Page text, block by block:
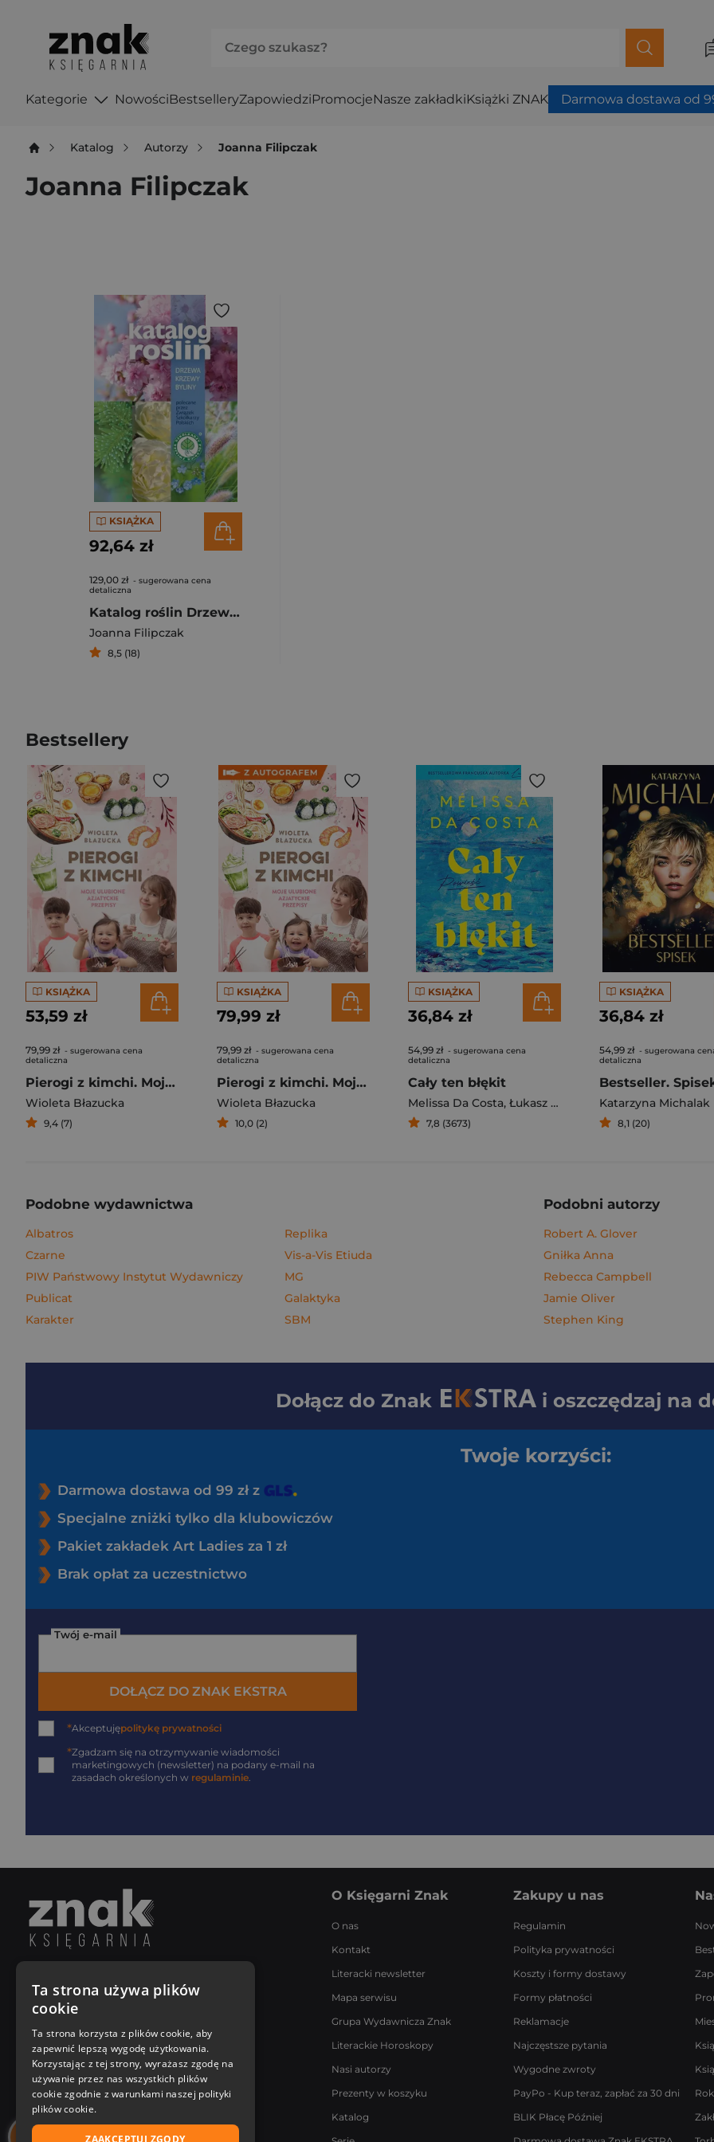
Kategorie NowościBestselleryZapowiedziPromocjeNasze zakładkiKsiążki ZNAK Darmowa dostawa od
Katalog Autorzy Joanna Filipczak
Joanna Filipczak
KSIĄŻKA
92,64 zł
129,00 zł - sugerowana cena
detaliczna
Katalog roślin Drzewa, krzewy, byliny polecane przez Związek Szkółkarzy Polskich
Joanna Filipczak
8,5 (18)
Bestsellery
KSIĄŻKA
53,59 zł
79,99 zł - sugerowana cena
detaliczna
Pierogi z kimchi. Moje ulubione azjatyckie przepisy
Wioleta Błazucka
9,4 (7)
KSIĄŻKA
79,99 zł
79,99 zł - sugerowana cena
detaliczna
Pierogi z kimchi. Moje ulubione azjatyckie przepisy - książka z autografem
Wioleta Błazucka
10,0 (2)
KSIĄŻKA
36,84 zł
54,99 zł - sugerowana cena
detaliczna
Cały ten błękit
Melissa Da Costa, Łukasz Müller
7,8 (3673)
KSIĄŻKA
36,84 zł
54,99 zł - sugerowana
detaliczna
Bestseller.
Katarzyna Michalak
8,1 (20)
Podobne wydawnictwa
Albatros
Czarne
PIW Państwowy Instytut Wydawniczy
Publicat
Karakter
Replika
Vis-a-Vis Etiuda
MG
Galaktyka
SBM
Podobni autorzy
Robert A. Glover
Gniłka Anna
Rebecca Campbell
Jamie Oliver
Stephen King
Dołącz do Znak i oszczędzaj na
Twoje korzyści:
Darmowa dostawa od 99 zł z
Specjalne zniżki tylko dla klubowiczów
Pakiet zakładek Art Ladies za 1 zł
Brak opłat za uczestnictwo
Twój e-mail
DOŁĄCZ DO ZNAK EKSTRA
*Akceptujępolitykę prywatności
*Zgadzam się na otrzymywanie wiadomości
marketingowych (newsletter) na podany e-mail na
zasadach określonych w regulaminie.
Poniedziałek - Piątek
8:00 - 18:00
[email protected]
Bądź z nami na bieżąco
O Księgarni Znak
O nas
Kontakt
Literacki newsletter
Mapa serwisu
Grupa Wydawnicza Znak
Literackie Horoskopy
Nasi autorzy
Prezenty w koszyku
Katalog
Zakupy u nas
Regulamin
Polityka prywatności
Koszty i formy dostawy
Formy płatności
Reklamacje
Najczęstsze pytania
Wygodne zwroty
PayPo - Kup teraz, zapłać za 30 dni
BLIK Płacę Później
Ta strona używa plików
cookie
Ta strona korzysta z plików cookie, aby
zapewnić lepszą wygodę użytkowania.
Korzystając z tej strony, wyrażasz zgodę na
używanie przez nas wszystkich plików
cookie zgodnie z warunkami naszej polityki
plików cookie.
ZAAKCEPTUJ ZGODY